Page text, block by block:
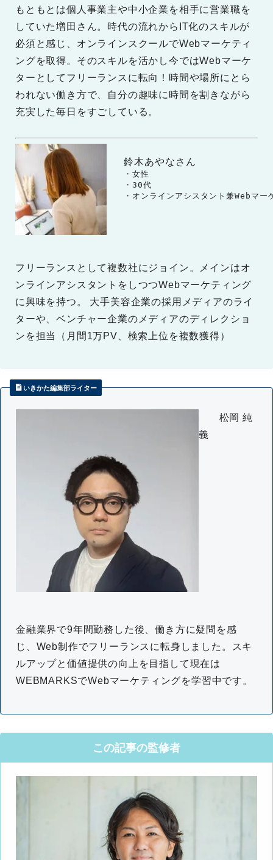
もともとは個人事業主や中小企業を相手に営業職を
していた増田さん。時代の流れからIT化のスキルが
必須と感じ、オンラインスクールでWebマーケティ
ングを取得。そのスキルを活かし今ではWebマーケ
ターとしてフリーランスに転向！時間や場所にとら
われない働き方で、自分の趣味に時間を割きながら
充実した毎日をすごしている。
鈴木あやなさん
・女性
・30代
・オンラインアシスタント兼Webマー
フリーランスとして複数社にジョイン。メインはオ
ンラインアシスタントをしつつWebマーケティング
に興味を持つ。 大手美容企業の採用メディアのライ
ターや、ベンチャー企業のメディアのディレクショ
ンを担当（月間1万PV、検索上位を複数獲得）
いきかた編集部ライター
松岡 純
義
金融業界で9年間勤務した後、働き方に疑問を感
じ、Web制作でフリーランスに転身しました。スキ
ルアップと価値提供の向上を目指して現在は
WEBMARKSでWebマーケティングを学習中です。
この記事の監修者